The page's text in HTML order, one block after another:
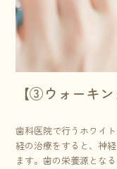
【③ウォーキ
歯科医院で行うホワイ
経の治療をすると、神
ます。歯の栄養源とな